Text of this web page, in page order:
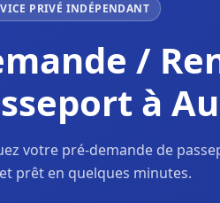
PRIVÉ INDÉPENDANT
/
à
votre pré-demande de
prêt en quelques minutes.